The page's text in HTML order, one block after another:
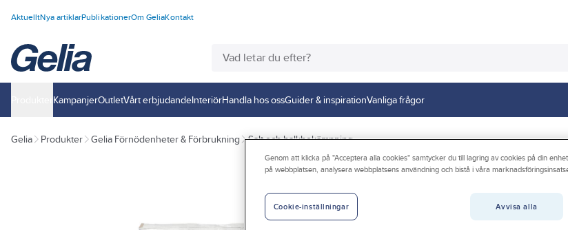
AktuelltNya artiklarPublikationerOm GeliaKontakt
KampanjerOutletVårt erbjudandeInteriörHandla hos ossGuider & inspirationVanliga frågor
Gelia Produkter Gelia Förnödenheter & Förbrukning Salt och halkbekämpning
SALT
Artikelnr:
Genom att klicka på "Acceptera alla cookies" samtycker du till lagring av cookies på din
på webbplatsen, analysera webbplatsens användning och bistå i våra
Avvisa alla
Cookie-inställningar